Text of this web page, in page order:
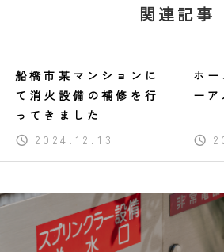
関連記事
船橋市某マンションに
て消火設備の補修を行
ってきました
2024.12.13
ホ
ー